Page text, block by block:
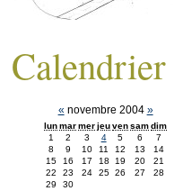
Calendrier
« novembre 2004 »
lunmarmerjeuvensamdim
1
2 3 4 5 6
7
8
9 10 11 12 13
14
15
16 17 18 19 20
21
22
23 24 25 26 27
28
29
30